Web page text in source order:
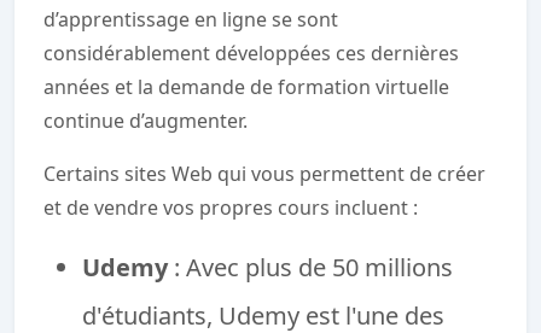
d’apprentissage en ligne se sont
considérablement développées ces dernières
années et la demande de formation virtuelle
continue d’augmenter.
Certains sites Web qui vous permettent de créer
et de vendre vos propres cours incluent :
Udemy: Avec plus de 50 millions
d'étudiants, Udemy est l'une des